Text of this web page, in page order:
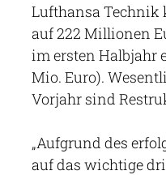
Lufthansa Technik
auf 222 Millionen
im ersten Halbjahr
Mio. Euro).
Vorjahr sind
„Aufgrund des
auf das wichtige